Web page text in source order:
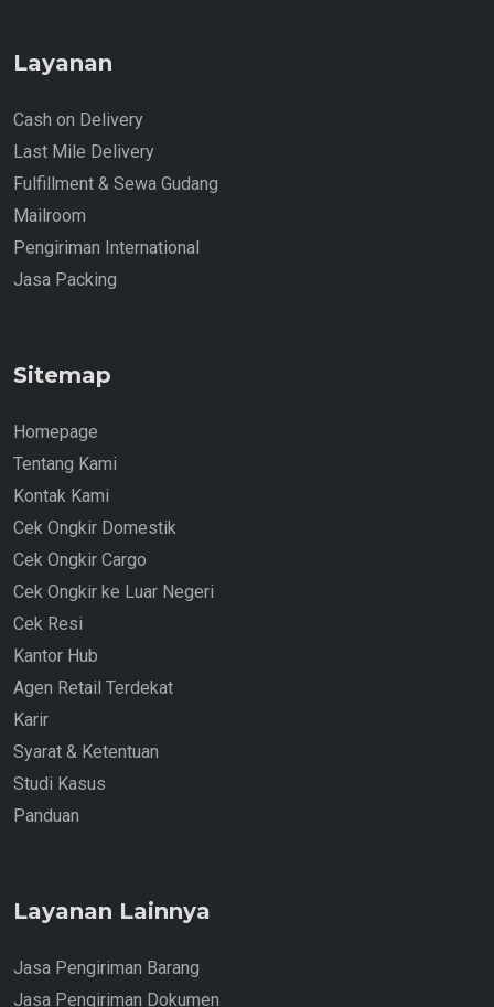
Layanan
Cash on Delivery
Last Mile Delivery
Fulfillment & Sewa Gudang
Mailroom
Pengiriman International
Jasa Packing
Sitemap
Homepage
Tentang Kami
Kontak Kami
Cek Ongkir Domestik
Cek Ongkir Cargo
Cek Ongkir ke Luar Negeri
Cek Resi
Kantor Hub
Agen Retail Terdekat
Karir
Syarat & Ketentuan
Studi Kasus
Panduan
Layanan Lainnya
Jasa Pengiriman Barang
Jasa Pengiriman Dokumen